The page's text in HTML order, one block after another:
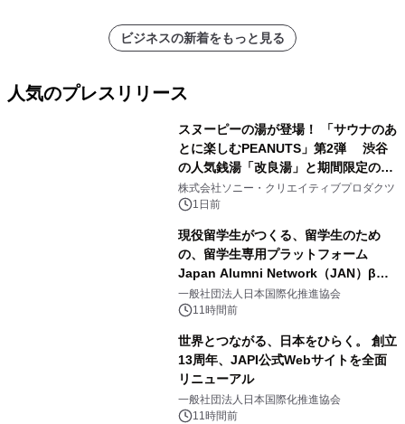
ビジネスの新着をもっと見る
人気のプレスリリース
スヌーピーの湯が登場！ 「サウナのあ
とに楽しむPEANUTS」第2弾 渋谷
の人気銭湯「改良湯」と期間限定のコ
ラボレーション サウナイキタイコラ
ボグッズも発売決定！
株式会社ソニー・クリエイティブプロダクツ
1日前
現役留学生がつくる、留学生のため
の、留学生専用プラットフォーム
Japan Alumni Network（JAN）β版
をリリース
一般社団法人日本国際化推進協会
11時間前
世界とつながる、日本をひらく。 創立
13周年、JAPI公式Webサイトを全面
リニューアル
一般社団法人日本国際化推進協会
11時間前